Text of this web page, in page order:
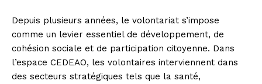
Depuis plusieurs années, le volontariat s’impose
comme un levier essentiel de développement, de
cohésion sociale et de participation citoyenne. Dans
l’espace CEDEAO, les volontaires interviennent dans
des secteurs stratégiques tels que la santé,